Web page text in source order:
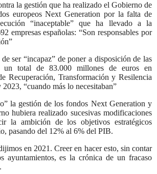
la gestión que ha realizado el Gobierno de
europeos Next Generation por la falta de
“inaceptable” que ha llevado a la
empresas españolas: “Son responsables por
ser “incapaz” de poner a disposición de las
un total de 83.000 millones de euros en
Recuperación, Transformación y Resilencia
“cuando más lo necesitaban”
la gestión de los fondos Next Generation y
hubiera realizado sucesivas modificaciones
la ambición de los objetivos estratégicos
pasando del 12% al 6% del PIB.
en 2021. Creer en hacer esto, sin contar
es la crónica de un fracaso